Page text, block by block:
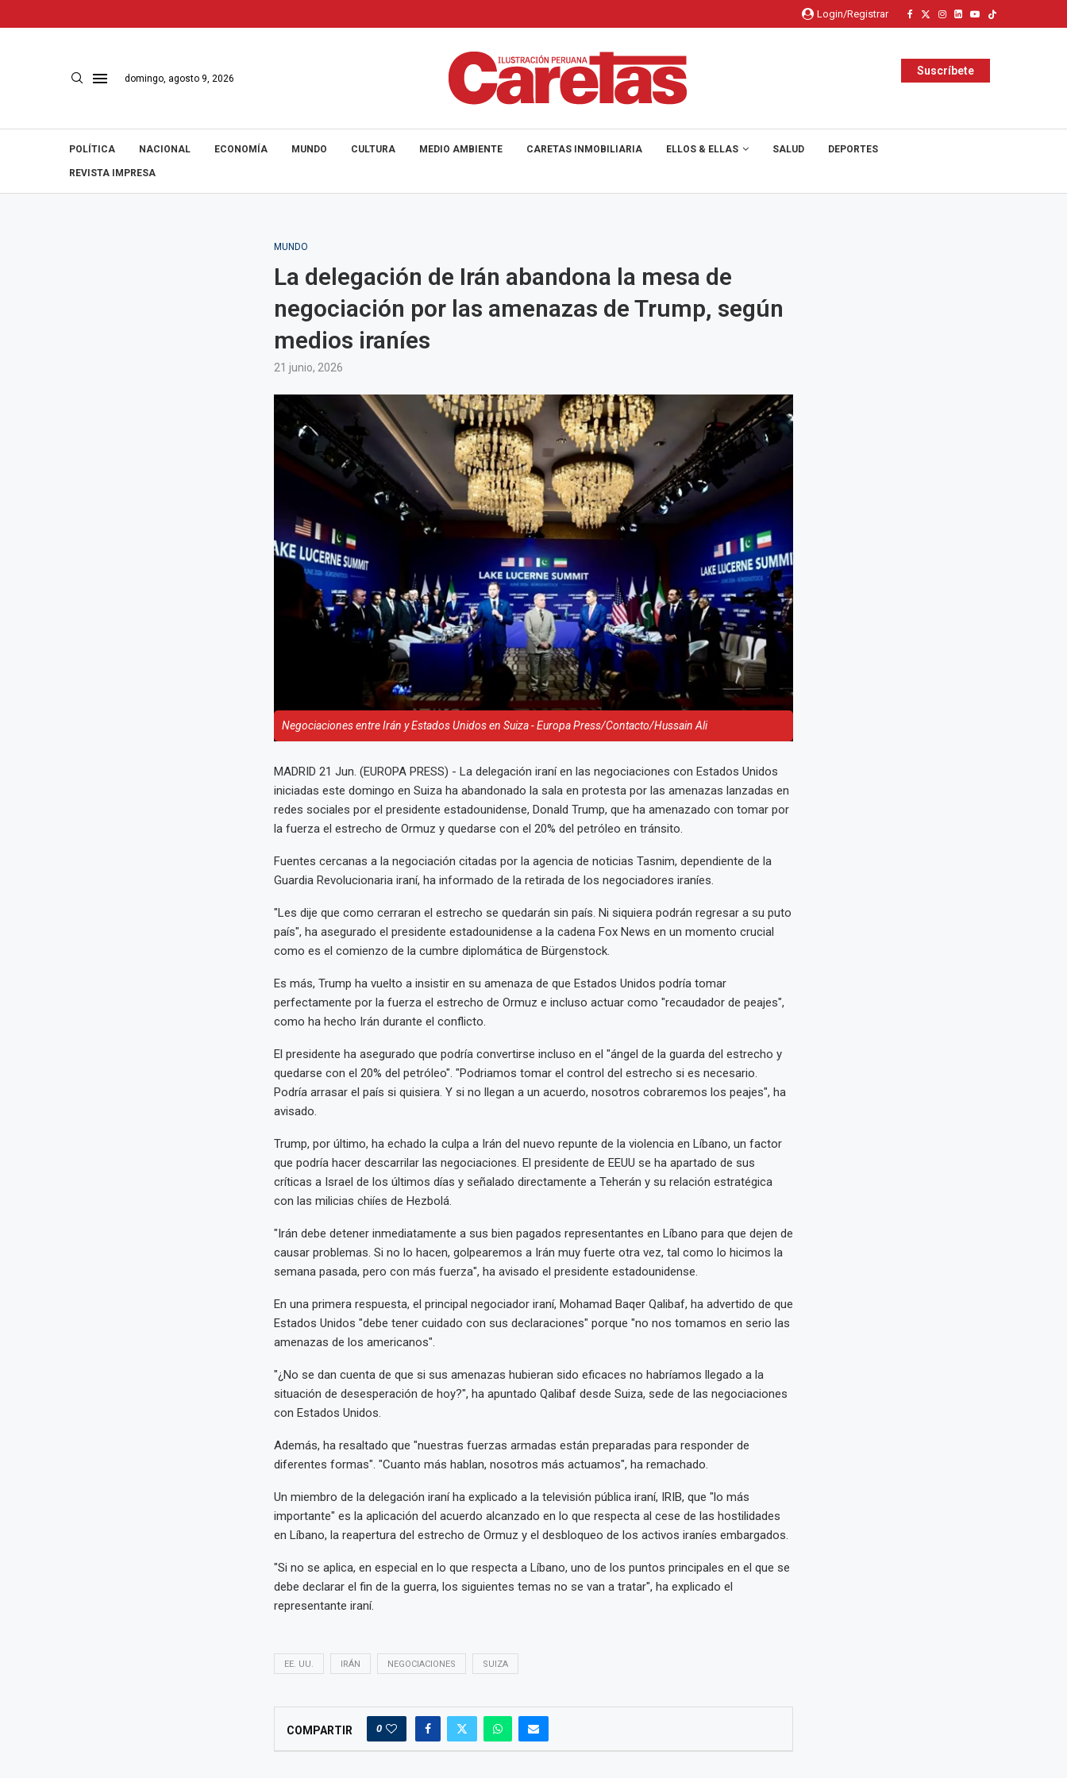
Login/Registrar
domingo, agosto 9, 2026
Suscríbete
POLÍTICA NACIONAL ECONOMÍA MUNDO CULTURA MEDIO AMBIENTE CARETAS INMOBILIARIA ELLOS & ELLAS SALUD DEPORTES
REVISTA IMPRESA
MUNDO
La delegación de Irán abandona la mesa de
negociación por las amenazas de Trump, según
medios iraníes
21 junio, 2026
Negociaciones entre Irán y Estados Unidos en Suiza - Europa Press/Contacto/Hussain Ali
MADRID 21 Jun. (EUROPA PRESS) - La delegación iraní en las negociaciones con Estados Unidos
iniciadas este domingo en Suiza ha abandonado la sala en protesta por las amenazas lanzadas en
redes sociales por el presidente estadounidense, Donald Trump, que ha amenazado con tomar por
la fuerza el estrecho de Ormuz y quedarse con el 20% del petróleo en tránsito.
Fuentes cercanas a la negociación citadas por la agencia de noticias Tasnim, dependiente de la
Guardia Revolucionaria iraní, ha informado de la retirada de los negociadores iraníes.
"Les dije que como cerraran el estrecho se quedarán sin país. Ni siquiera podrán regresar a su puto
país", ha asegurado el presidente estadounidense a la cadena Fox News en un momento crucial
como es el comienzo de la cumbre diplomática de Bürgenstock.
Es más, Trump ha vuelto a insistir en su amenaza de que Estados Unidos podría tomar
perfectamente por la fuerza el estrecho de Ormuz e incluso actuar como "recaudador de peajes",
como ha hecho Irán durante el conflicto.
El presidente ha asegurado que podría convertirse incluso en el "ángel de la guarda del estrecho y
quedarse con el 20% del petróleo". "Podriamos tomar el control del estrecho si es necesario.
Podría arrasar el país si quisiera. Y si no llegan a un acuerdo, nosotros cobraremos los peajes", ha
avisado.
Trump, por último, ha echado la culpa a Irán del nuevo repunte de la violencia en Líbano, un factor
que podría hacer descarrilar las negociaciones. El presidente de EEUU se ha apartado de sus
críticas a Israel de los últimos días y señalado directamente a Teherán y su relación estratégica
con las milicias chiíes de Hezbolá.
"Irán debe detener inmediatamente a sus bien pagados representantes en Líbano para que dejen de
causar problemas. Si no lo hacen, golpearemos a Irán muy fuerte otra vez, tal como lo hicimos la
semana pasada, pero con más fuerza", ha avisado el presidente estadounidense.
En una primera respuesta, el principal negociador iraní, Mohamad Baqer Qalibaf, ha advertido de que
Estados Unidos "debe tener cuidado con sus declaraciones" porque "no nos tomamos en serio las
amenazas de los americanos".
"¿No se dan cuenta de que si sus amenazas hubieran sido eficaces no habríamos llegado a la
situación de desesperación de hoy?", ha apuntado Qalibaf desde Suiza, sede de las negociaciones
con Estados Unidos.
Además, ha resaltado que "nuestras fuerzas armadas están preparadas para responder de
diferentes formas". "Cuanto más hablan, nosotros más actuamos", ha remachado.
Un miembro de la delegación iraní ha explicado a la televisión pública iraní, IRIB, que "lo más
importante" es la aplicación del acuerdo alcanzado en lo que respecta al cese de las hostilidades
en Líbano, la reapertura del estrecho de Ormuz y el desbloqueo de los activos iraníes embargados.
"Si no se aplica, en especial en lo que respecta a Líbano, uno de los puntos principales en el que se
debe declarar el fin de la guerra, los siguientes temas no se van a tratar", ha explicado el
representante iraní.
EE. UU. IRÁN NEGOCIACIONES SUIZA
COMPARTIR 0